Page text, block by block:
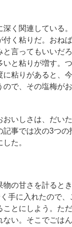
く関連している
く粘りだ。おね
と言ってもいいだ
と粘りが増す。
粘りがあると、
ので、その塩梅が
いしさは、だい
記事では次の3つ
た。
の甘さを計ると
手に入れたので
ことにしよう。た
ない。そこでごは